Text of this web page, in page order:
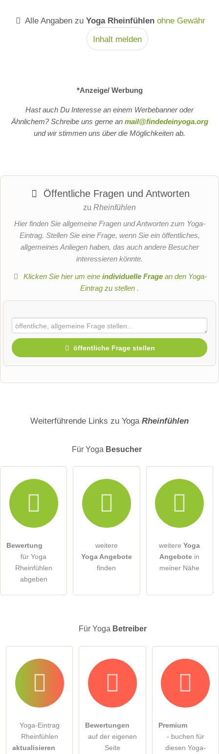
Alle Angaben zuYoga Rheinfühlen ohne Gewähr
Inhalt melden
*Anzeige/ Werbung
Hast auch Du Interesse an einem Werbebanner oder
Ähnlichem? Schreibe uns gerne an mail@findedeinyoga.org
und wir stimmen uns über die Möglichkeiten ab.
Öffentliche Fragen und Antworten
zu Rheinfühlen
Hier finden Sie allgemeine Fragen und Antworten zum Yoga-
Eintrag. Stellen Sie eine Frage, wenn Sie ein öffentliches,
allgemeines Anliegen haben, das auch andere Besucher
interessieren könnte.
Klicken Sie hier um eineindividuelle Frage an den Yoga-
Eintrag zu stellen .
öffentliche Frage stellen
E-Mail-Adresse (wird nicht veröffentlicht)
Hiermit akzeptiere ich die .
öffentliche Frage stellen Abbrechen
Hinweis:
Weiterführende Links zu Yoga Rheinfühlen
Für Yoga Besucher
Bewertung
für Yoga
Rheinfühlen
abgeben
weitere
Yoga Angebote
finden
weitereYoga
Angebote in
meiner Nähe
Für Yoga Betreiber
Yoga-Eintrag
Rheinfühlen
aktualisieren
Bewertungen
auf der eigenen
Seite
Premium
- buchen für
diesen Yoga-